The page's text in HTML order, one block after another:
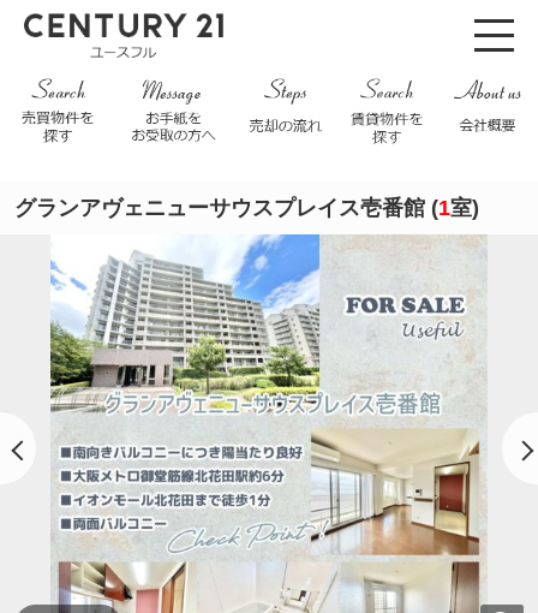
グランアヴェニューサウスプレイス壱番館 (1室)